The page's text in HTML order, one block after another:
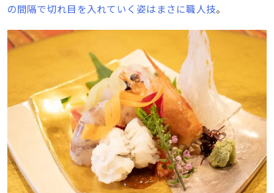
の間隔で切れ目を入れていく姿はまさに職人技。